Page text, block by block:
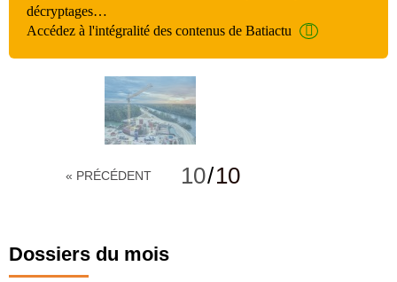
décryptages…
Accédez à l'intégralité des contenus de Batiactu
« PRÉCÉDENT 10/10
Dossiers du mois